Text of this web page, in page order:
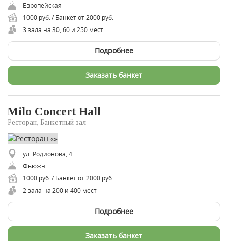
Европейская
1000 руб. / Банкет от 2000 руб.
3 зала на 30, 60 и 250 мест
Подробнее
Заказать банкет
Milo Concert Hall
Ресторан, Банкетный зал
ул. Родионова, 4
Фьюжн
1000 руб. / Банкет от 2000 руб.
2 зала на 200 и 400 мест
Подробнее
Заказать банкет